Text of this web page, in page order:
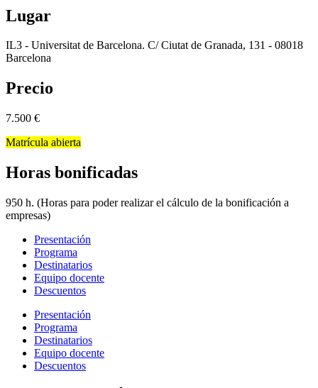
Lugar
IL3 - Universitat de Barcelona. C/ Ciutat de Granada, 131 - 08018
Barcelona
Precio
7.500 €
Matrícula abierta
Horas bonificadas
950 h. (Horas para poder realizar el cálculo de la bonificación a
empresas)
Presentación
Programa
Destinatarios
Equipo docente
Descuentos
Presentación
Programa
Destinatarios
Equipo docente
Descuentos